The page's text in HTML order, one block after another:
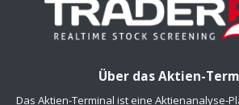
Über das Aktien-
Das Aktien-Terminal ist eine Aktienanalyse-